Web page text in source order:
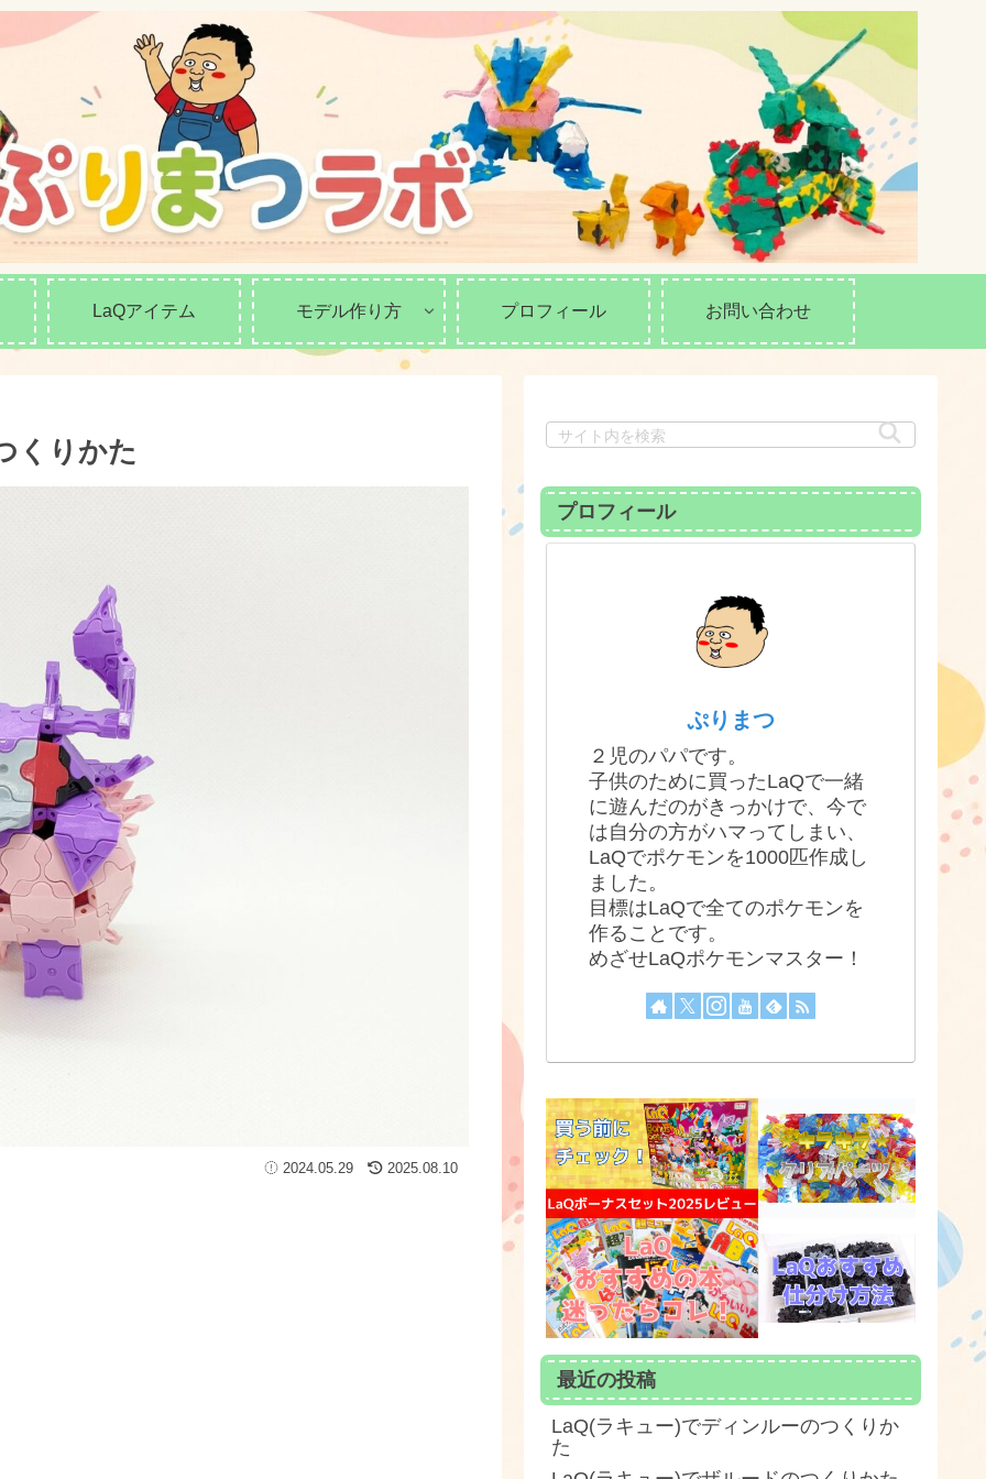
LaQアイテム モデル作り方 プロフィール お問い合わせ
くりかた
2024.05.29 2025.08.10
プロフィール
ぷりまつ
２児のパパです。
子供のために買ったLaQで一緒
に遊んだのがきっかけで、今で
は自分の方がハマってしまい、
LaQでポケモンを1000匹作成し
ました。
目標はLaQで全てのポケモンを
作ることです。
めざせLaQポケモンマスター！
最近の投稿
LaQ(ラキュー)でディンルーのつくりか
た